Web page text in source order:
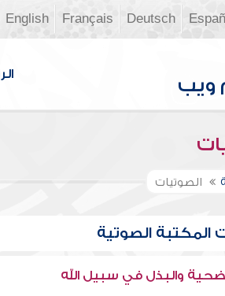
Deutsch
Français
English
الصوتيات
المكتبة الصوتية
والبذل في سبيل الله